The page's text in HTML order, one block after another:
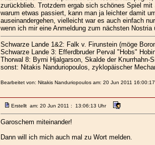
zurückblieb. Trotzdem ergab sich schönes Spiel
warum etwas passiert, kann man ja leichter damit
auseinandergehen, vielleicht war es auch einfach
wenn ich mir eine Anmeldung zum nächsten Nostria
Schwarze Lande 1&2: Falk v. Firunstein (möge
Schwarze Lande 3: Efferdbruder Perval "Hobs"
Thorwal 8: Byrni Hjalgarson, Skalde der Knurrhahn-
sonst: Nitakis Nanduriopoulos, zyklopäischer
Bearbeitet von: Nitakis Nanduriopoulos am: 20 Jun 2011
Erstellt am: 20 Jun 2011 : 13:06:13 Uhr
Garoschem miteinander!
Dann will ich mich auch mal zu Wort melden.